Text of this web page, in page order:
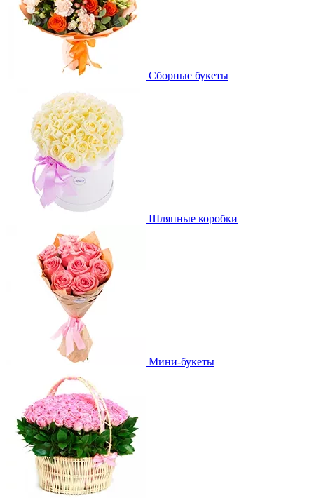
Сборные букеты
Шляпные коробки
Мини-букеты